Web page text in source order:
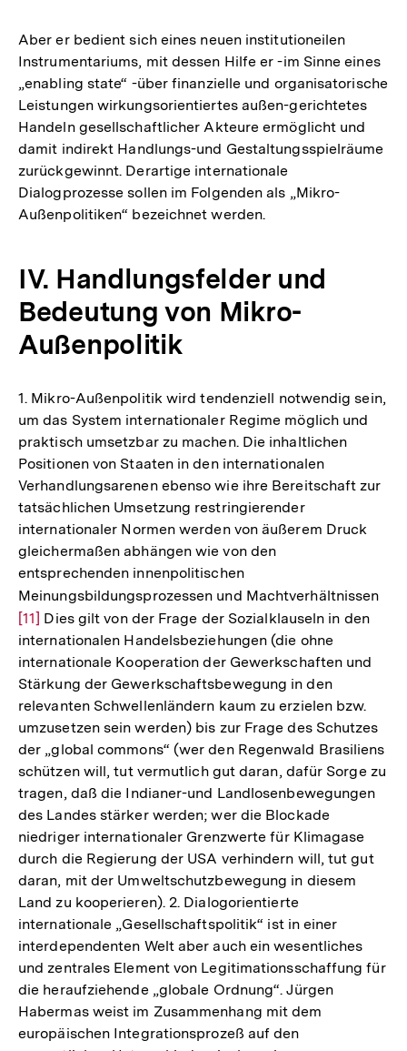
Aber er bedient sich eines neuen institutioneilen
Instrumentariums, mit dessen Hilfe er -im Sinne eines
„enabling state“ -über finanzielle und organisatorische
Leistungen wirkungsorientiertes außen-gerichtetes
Handeln gesellschaftlicher Akteure ermöglicht und
damit indirekt Handlungs-und Gestaltungsspielräume
zurückgewinnt. Derartige internationale
Dialogprozesse sollen im Folgenden als „Mikro-
Außenpolitiken“ bezeichnet werden.
IV. Handlungsfelder und
Bedeutung von Mikro-
Außenpolitik
1. Mikro-Außenpolitik wird tendenziell notwendig sein,
um das System internationaler Regime möglich und
praktisch umsetzbar zu machen. Die inhaltlichen
Positionen von Staaten in den internationalen
Verhandlungsarenen ebenso wie ihre Bereitschaft zur
tatsächlichen Umsetzung restringierender
internationaler Normen werden von äußerem Druck
gleichermaßen abhängen wie von den
entsprechenden innenpolitischen
Meinungsbildungsprozessen und Machtverhältnissen
[11] Dies gilt von der Frage der Sozialklauseln in den
internationalen Handelsbeziehungen (die ohne
internationale Kooperation der Gewerkschaften und
Stärkung der Gewerkschaftsbewegung in den
relevanten Schwellenländern kaum zu erzielen bzw.
umzusetzen sein werden) bis zur Frage des Schutzes
der „global commons“ (wer den Regenwald Brasiliens
schützen will, tut vermutlich gut daran, dafür Sorge zu
tragen, daß die Indianer-und Landlosenbewegungen
des Landes stärker werden; wer die Blockade
niedriger internationaler Grenzwerte für Klimagase
durch die Regierung der USA verhindern will, tut gut
daran, mit der Umweltschutzbewegung in diesem
Land zu kooperieren). 2. Dialogorientierte
internationale „Gesellschaftspolitik“ ist in einer
interdependenten Welt aber auch ein wesentliches
und zentrales Element von Legitimationsschaffung für
die heraufziehende „globale Ordnung“. Jürgen
Habermas weist im Zusammenhang mit dem
europäischen Integrationsprozeß auf den